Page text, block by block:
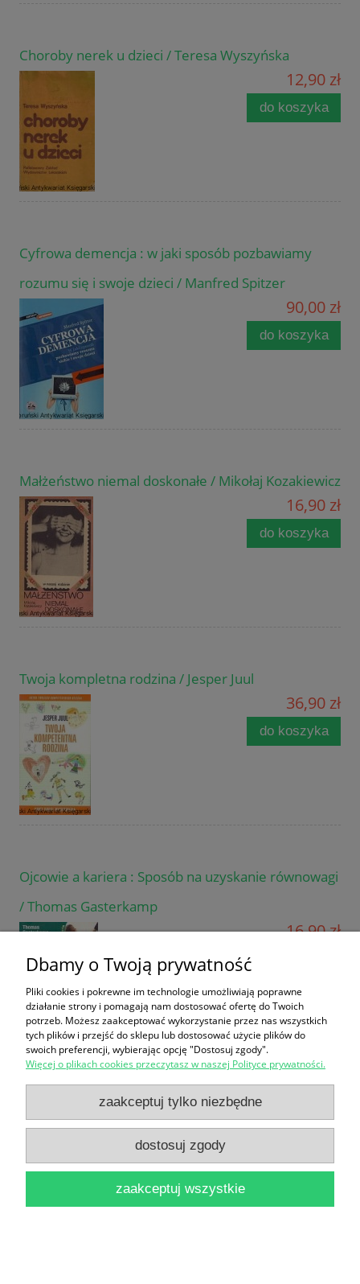
Choroby nerek u dzieci / Teresa Wyszyńska
12,90 zł
do koszyka
Cyfrowa demencja : w jaki sposób pozbawiamy
rozumu się i swoje dzieci / Manfred Spitzer
90,00 zł
do koszyka
Małżeństwo niemal doskonałe / Mikołaj Kozakiewicz
16,90 zł
do koszyka
Twoja kompletna rodzina / Jesper Juul
36,90 zł
do koszyka
Ojcowie a kariera : Sposób na uzyskanie równowagi
/ Thomas Gasterkamp
16,90 zł
W głębi kontinuum / Jean Liedloff
48,90 zł
Dbamy o Twoją prywatność
Pliki cookies i pokrewne im technologie umożliwiają poprawne
działanie strony i pomagają nam dostosować ofertę do Twoich
potrzeb. Możesz zaakceptować wykorzystanie przez nas wszystkich
tych plików i przejść do sklepu lub dostosować użycie plików do
swoich preferencji, wybierając opcję "Dostosuj zgody".
Więcej o plikach cookies przeczytasz w naszej Polityce prywatności.
zaakceptuj tylko niezbędne
dostosuj zgody
zaakceptuj wszystkie